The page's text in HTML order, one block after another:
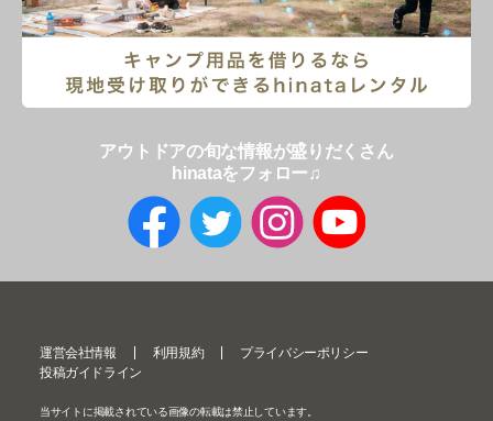
アウトドアの旬な情報が盛りだくさん
hinataをフォロー♫
運営会社情報 利用規約
プライバシーポリシー
投稿ガイドライン
当サイトに掲載されている画像の転載は禁止しています。